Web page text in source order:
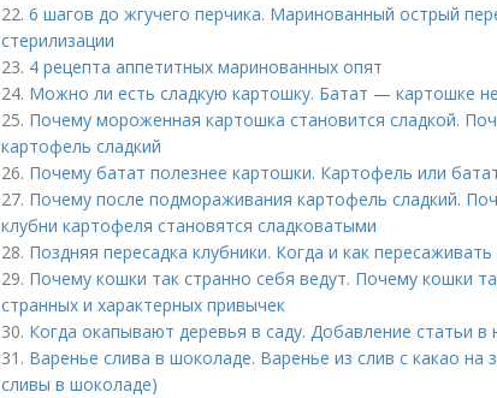
22. 6 шагов до жгучего перчика. Маринованный острый
стерилизации
23. 4 рецепта аппетитных маринованных опят
24. Можно ли есть сладкую картошку. Батат — картошке
25. Почему мороженная картошка становится сладкой.
картофель сладкий
26. Почему батат полезнее картошки. Картофель или
27. Почему после подмораживания картофель сладкий.
клубни картофеля становятся сладковатыми
28. Поздняя пересадка клубники. Когда и как
29. Почему кошки так странно себя ведут. Почему кошки
странных и характерных привычек
30. Когда окапывают деревья в саду. Добавление статьи в
31. Варенье слива в шоколаде. Варенье из слив с какао на
сливы в шоколаде)